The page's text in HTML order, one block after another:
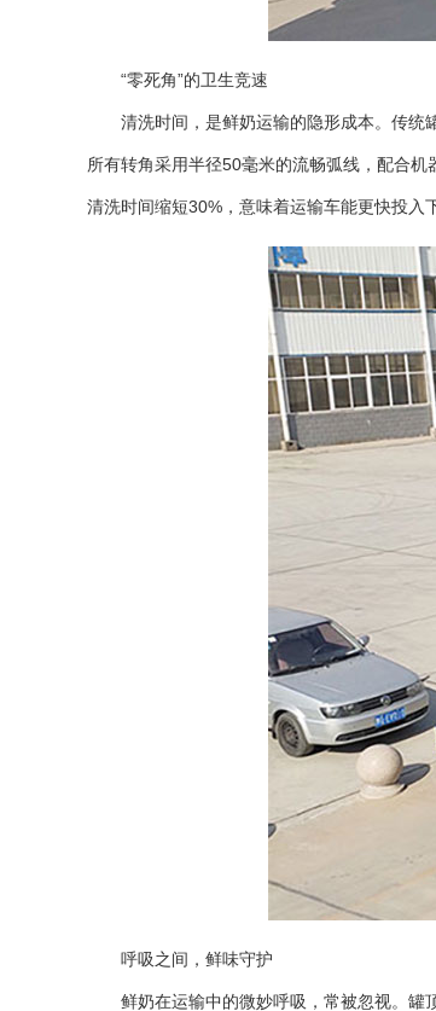
“零死角”的卫生竞速
清洗时间，是鲜奶运输的隐形成本。传统罐
所有转角采用半径50毫米的流畅弧线，配合
清洗时间缩短30%，意味着运输车能更快投
呼吸之间，鲜味守护
鲜奶在运输中的微妙呼吸，常被忽视。罐顶